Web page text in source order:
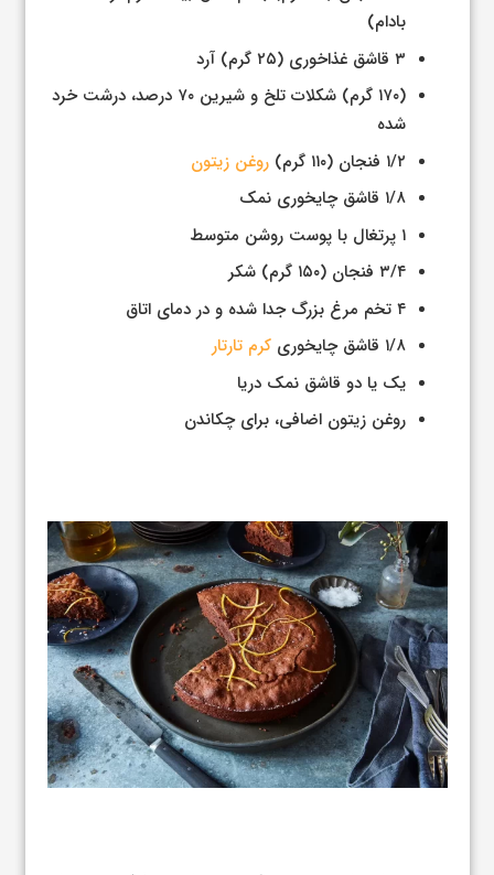
بادام)
۳ قاشق غذاخوری (۲۵ گرم) آرد
(۱۷۰ گرم) شکلات تلخ و شیرین ۷۰ درصد، درشت خرد
شده
۱/۲ فنجان (۱۱۰ گرم)
روغن زیتون
۱/۸ قاشق چایخوری نمک
۱ پرتغال با پوست روشن متوسط
۳/۴ فنجان (۱۵۰ گرم) شکر
۴ تخم مرغ بزرگ جدا شده و در دمای اتاق
۱/۸ قاشق چایخوری
کرم تارتار
یک یا دو قاشق نمک دریا
روغن زیتون اضافی، برای چکاندن